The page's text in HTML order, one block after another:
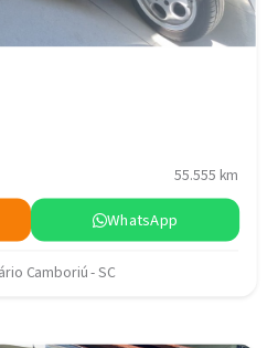
55.555 km
WhatsApp
Camboriú - SC